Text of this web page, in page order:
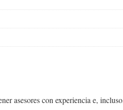
asesores con experiencia e,